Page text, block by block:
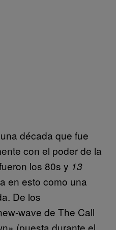
década que fue
con el poder de la
los 80s y 13
en esto como una
De los
wave de The Call